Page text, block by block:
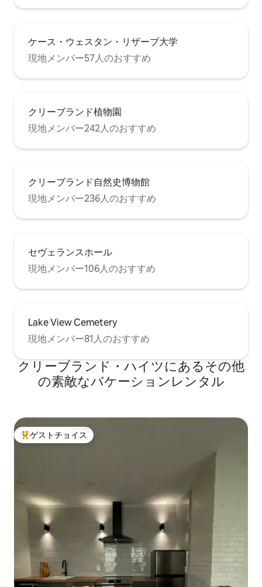
ケース・ウェスタン・リザーブ大学
現地メンバー57人のおすすめ
クリーブランド植物園
現地メンバー242人のおすすめ
クリーブランド自然史博物館
現地メンバー236人のおすすめ
セヴェランスホール
現地メンバー106人のおすすめ
Lake View Cemetery
現地メンバー81人のおすすめ
クリーブランド・ハイツにあるその他
の素敵なバケーションレンタル
大好評のゲストチョイスです。
ゲストチョイス